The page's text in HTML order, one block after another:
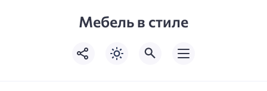
Мебель в стиле